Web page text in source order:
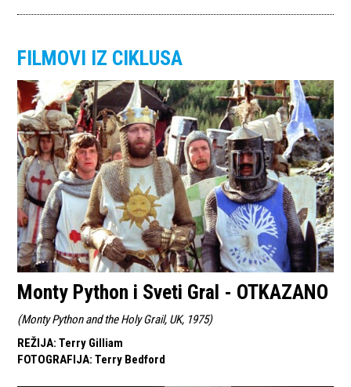
FILMOVI IZ CIKLUSA
Monty Python i Sveti Gral - OTKAZANO
(Monty Python and the Holy Grail, UK, 1975)
REŽIJA: Terry Gilliam
FOTOGRAFIJA: Terry Bedford